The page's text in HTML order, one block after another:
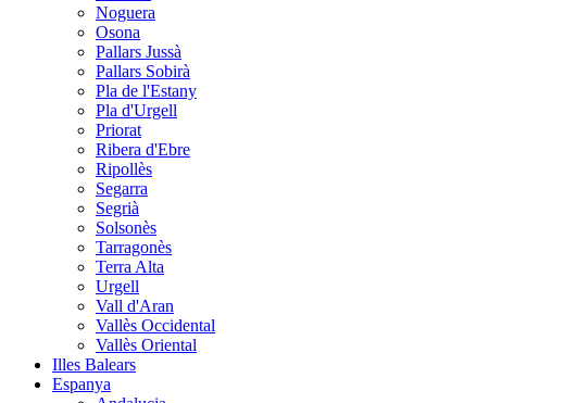
Noguera
Osona
Pallars Jussà
Pallars Sobirà
Pla de l'Estany
Pla d'Urgell
Priorat
Ribera d'Ebre
Ripollès
Segarra
Segrià
Solsonès
Tarragonès
Terra Alta
Urgell
Vall d'Aran
Vallès Occidental
Vallès Oriental
Illes Balears
Espanya